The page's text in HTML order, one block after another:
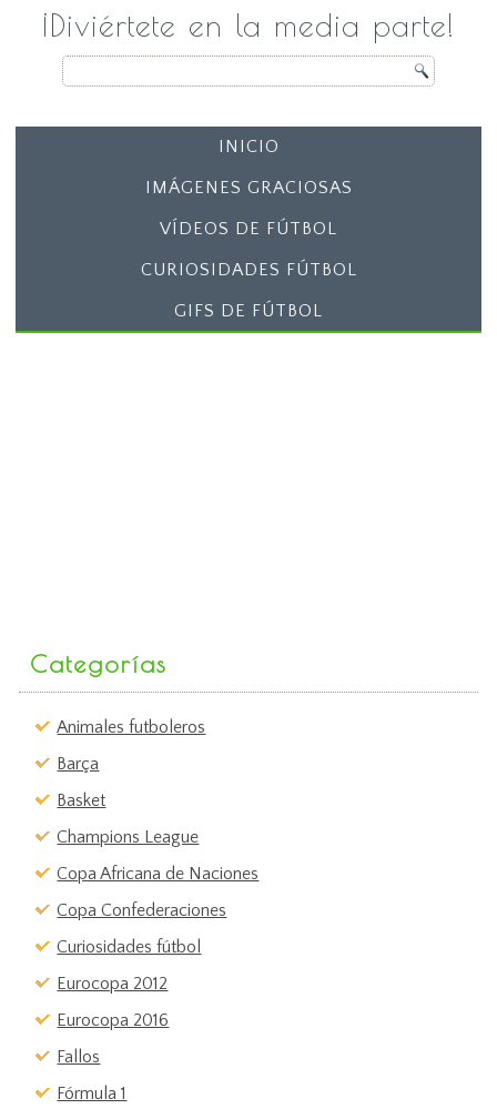
¡Diviértete en la media parte!
INICIO
IMÁGENES GRACIOSAS
VÍDEOS DE FÚTBOL
CURIOSIDADES FÚTBOL
GIFS DE FÚTBOL
Categorías
Animales futboleros
Barça
Basket
Champions League
Copa Africana de Naciones
Copa Confederaciones
Curiosidades fútbol
Eurocopa 2012
Eurocopa 2016
Fallos
Fórmula 1